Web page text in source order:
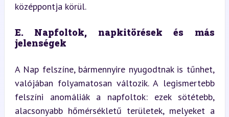
középpontja körül.
E. Napfoltok, napkitörések és más
jelenségek
A Nap felszíne, bármennyire nyugodtnak is tűnhet,
valójában folyamatosan változik. A legismertebb
felszíni anomáliák a napfoltok: ezek sötétebb,
alacsonyabb hőmérsékletű területek, melyeket a